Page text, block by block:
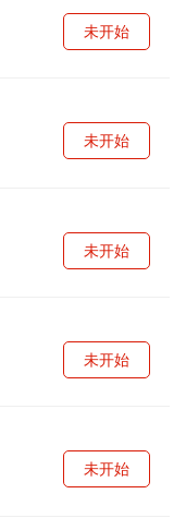
未开始
未开始
未开始
未开始
未开始